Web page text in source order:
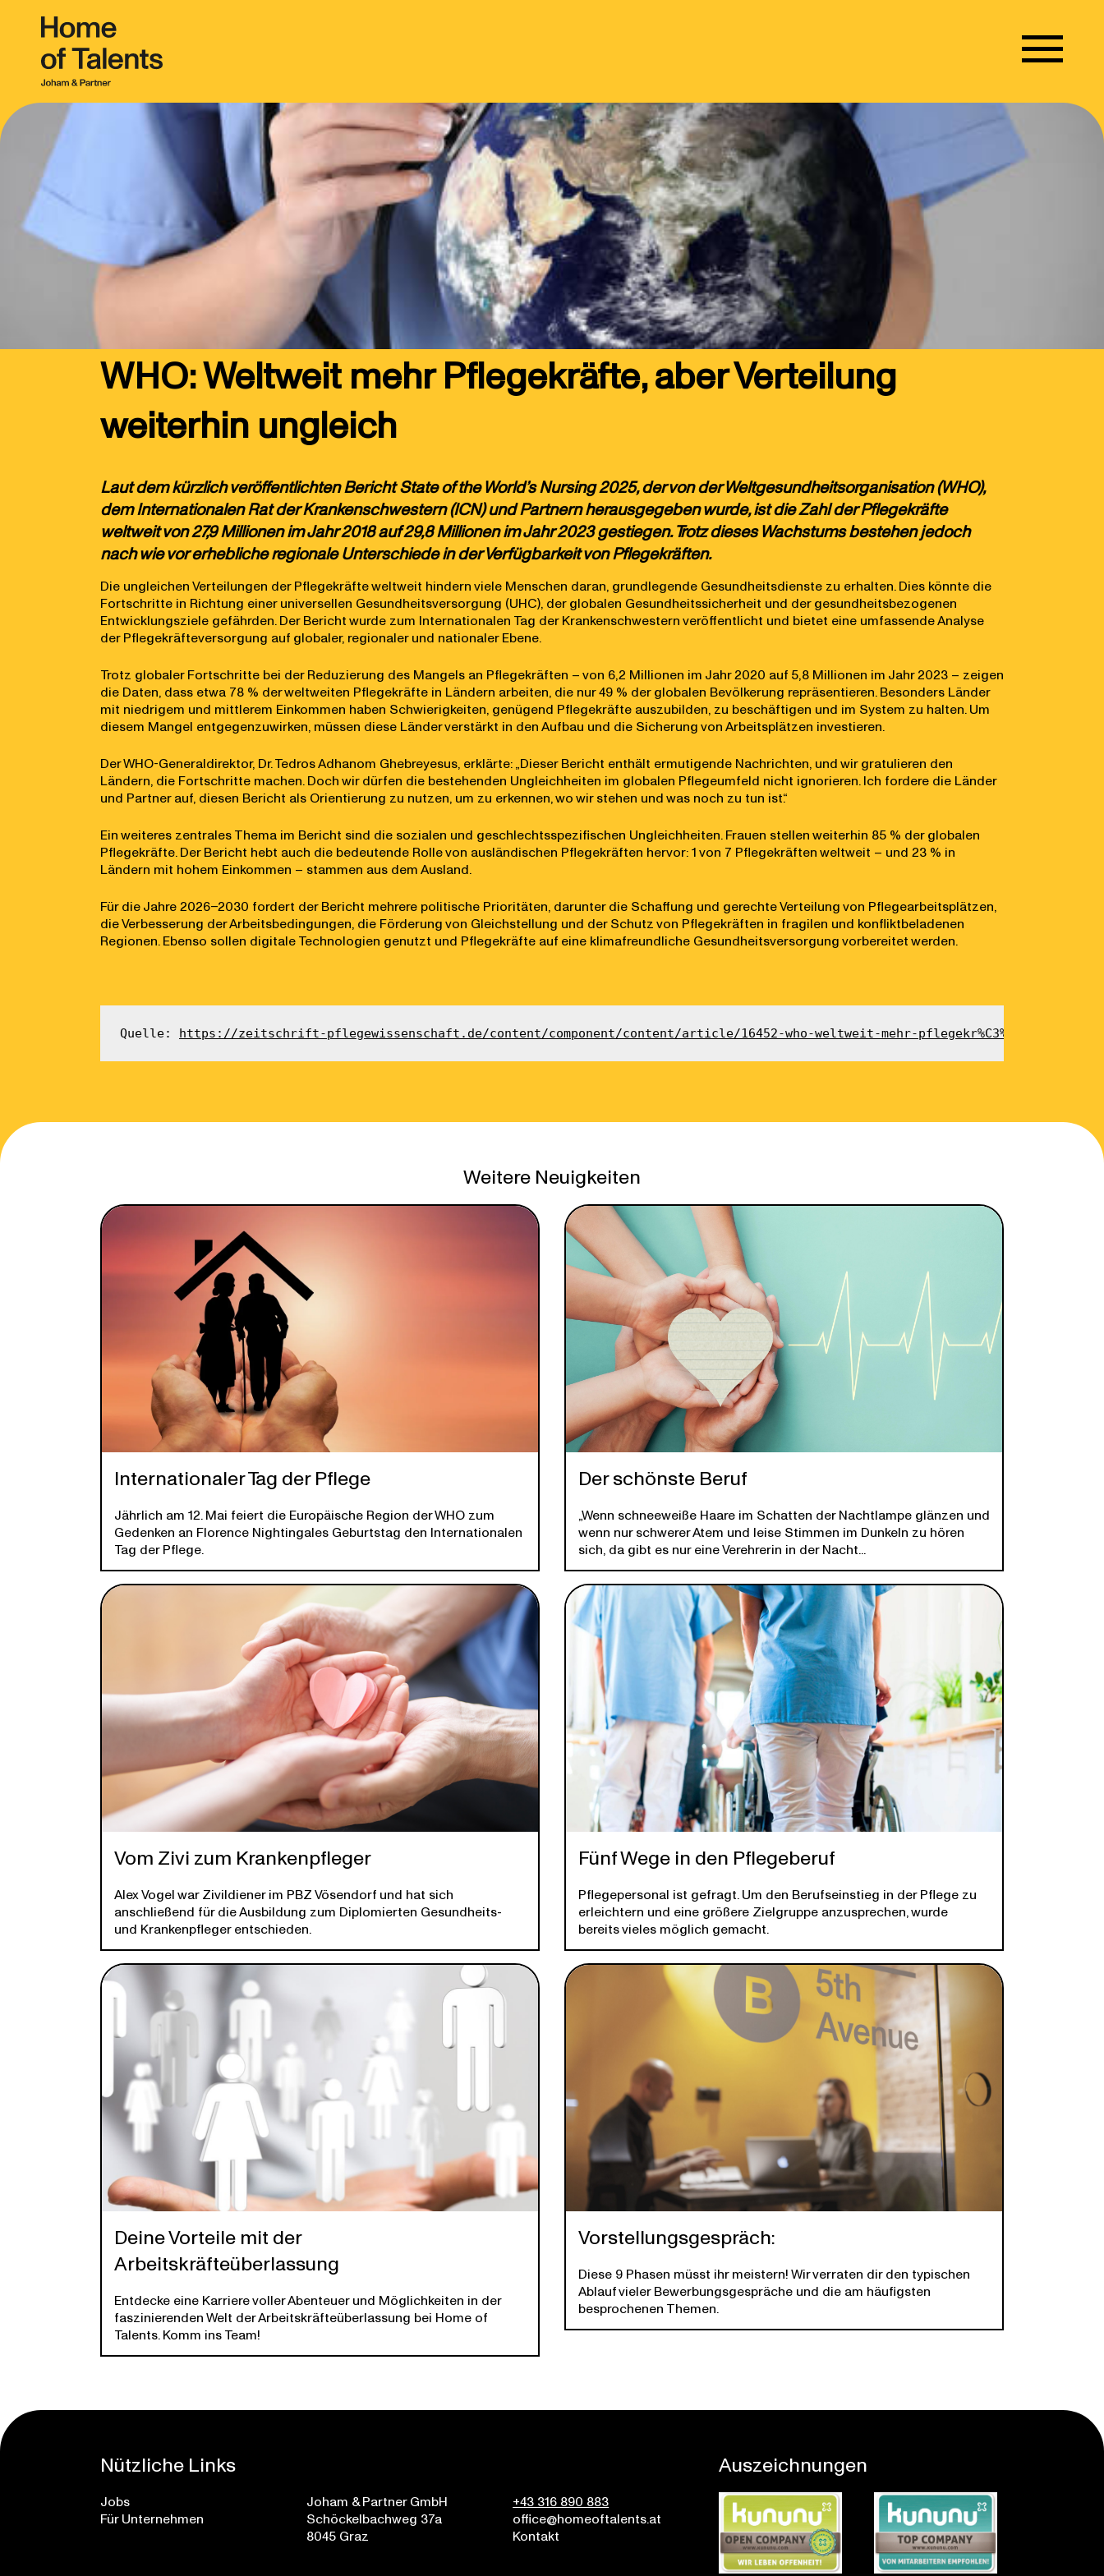
WHO: Weltweit mehr Pflegekräfte, aber Verteilung
weiterhin ungleich
Laut dem kürzlich veröffentlichten Bericht State of the World’s Nursing 2025, der von der Weltgesundheitsorganisation (WHO),
dem Internationalen Rat der Krankenschwestern (ICN) und Partnern herausgegeben wurde, ist die Zahl der Pflegekräfte
weltweit von 27,9 Millionen im Jahr 2018 auf 29,8 Millionen im Jahr 2023 gestiegen. Trotz dieses Wachstums bestehen jedoch
nach wie vor erhebliche regionale Unterschiede in der Verfügbarkeit von Pflegekräften.
Die ungleichen Verteilungen der Pflegekräfte weltweit hindern viele Menschen daran, grundlegende Gesundheitsdienste zu erhalten. Dies könnte die
Fortschritte in Richtung einer universellen Gesundheitsversorgung (UHC), der globalen Gesundheitssicherheit und der gesundheitsbezogenen
Entwicklungsziele gefährden. Der Bericht wurde zum Internationalen Tag der Krankenschwestern veröffentlicht und bietet eine umfassende Analyse
der Pflegekräfteversorgung auf globaler, regionaler und nationaler Ebene.
Trotz globaler Fortschritte bei der Reduzierung des Mangels an Pflegekräften – von 6,2 Millionen im Jahr 2020 auf 5,8 Millionen im Jahr 2023 – zeigen
die Daten, dass etwa 78 % der weltweiten Pflegekräfte in Ländern arbeiten, die nur 49 % der globalen Bevölkerung repräsentieren. Besonders Länder
mit niedrigem und mittlerem Einkommen haben Schwierigkeiten, genügend Pflegekräfte auszubilden, zu beschäftigen und im System zu halten. Um
diesem Mangel entgegenzuwirken, müssen diese Länder verstärkt in den Aufbau und die Sicherung von Arbeitsplätzen investieren.
Der WHO-Generaldirektor, Dr. Tedros Adhanom Ghebreyesus, erklärte: „Dieser Bericht enthält ermutigende Nachrichten, und wir gratulieren den
Ländern, die Fortschritte machen. Doch wir dürfen die bestehenden Ungleichheiten im globalen Pflegeumfeld nicht ignorieren. Ich fordere die Länder
und Partner auf, diesen Bericht als Orientierung zu nutzen, um zu erkennen, wo wir stehen und was noch zu tun ist.“
Ein weiteres zentrales Thema im Bericht sind die sozialen und geschlechtsspezifischen Ungleichheiten. Frauen stellen weiterhin 85 % der globalen
Pflegekräfte. Der Bericht hebt auch die bedeutende Rolle von ausländischen Pflegekräften hervor: 1 von 7 Pflegekräften weltweit – und 23 % in
Ländern mit hohem Einkommen – stammen aus dem Ausland.
Für die Jahre 2026–2030 fordert der Bericht mehrere politische Prioritäten, darunter die Schaffung und gerechte Verteilung von Pflegearbeitsplätzen,
die Verbesserung der Arbeitsbedingungen, die Förderung von Gleichstellung und der Schutz von Pflegekräften in fragilen und konfliktbeladenen
Regionen. Ebenso sollen digitale Technologien genutzt und Pflegekräfte auf eine klimafreundliche Gesundheitsversorgung vorbereitet werden.
Quelle: https://zeitschrift-pflegewissenschaft.de/content/component/content/article/16452-who-weltweit-mehr-pflegekr%C3%A4fte,-aber-
Weitere Neuigkeiten
Internationaler Tag der Pflege
Jährlich am 12. Mai feiert die Europäische Region der WHO zum
Gedenken an Florence Nightingales Geburtstag den Internationalen
Tag der Pflege.
Der schönste Beruf
„Wenn schneeweiße Haare im Schatten der Nachtlampe glänzen und
wenn nur schwerer Atem und leise Stimmen im Dunkeln zu hören
sich, da gibt es nur eine Verehrerin in der Nacht...
Vom Zivi zum Krankenpfleger
Alex Vogel war Zivildiener im PBZ Vösendorf und hat sich
anschließend für die Ausbildung zum Diplomierten Gesundheits-
und Krankenpfleger entschieden.
Fünf Wege in den Pflegeberuf
Pflegepersonal ist gefragt. Um den Berufseinstieg in der Pflege zu
erleichtern und eine größere Zielgruppe anzusprechen, wurde
bereits vieles möglich gemacht.
Deine Vorteile mit der
Arbeitskräfteüberlassung
Entdecke eine Karriere voller Abenteuer und Möglichkeiten in der
faszinierenden Welt der Arbeitskräfteüberlassung bei Home of
Talents. Komm ins Team!
Vorstellungsgespräch:
Diese 9 Phasen müsst ihr meistern! Wir verraten dir den typischen
Ablauf vieler Bewerbungsgespräche und die am häufigsten
besprochenen Themen.
Nützliche Links
Jobs
Für Unternehmen
Joham & Partner GmbH
Schöckelbachweg 37a
8045 Graz
+43 316 890 883
office@homeoftalents.at
Kontakt
Auszeichnungen